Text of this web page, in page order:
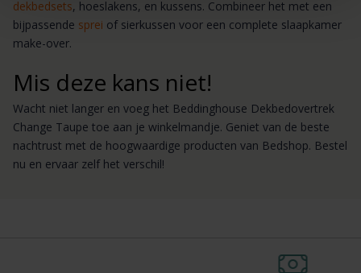
dekbedsets, hoeslakens, en kussens. Combineer het met een
bijpassende sprei of sierkussen voor een complete slaapkamer
make-over.
Mis deze kans niet!
Wacht niet langer en voeg het Beddinghouse Dekbedovertrek
Change Taupe toe aan je winkelmandje. Geniet van de beste
nachtrust met de hoogwaardige producten van Bedshop. Bestel
nu en ervaar zelf het verschil!